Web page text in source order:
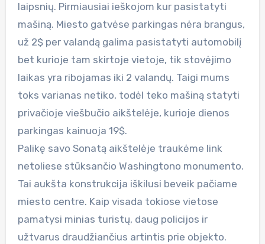
laipsnių. Pirmiausiai ieškojom kur pasistatyti
mašiną. Miesto gatvėse parkingas nėra brangus,
už 2$ per valandą galima pasistatyti automobilį
bet kurioje tam skirtoje vietoje, tik stovėjimo
laikas yra ribojamas iki 2 valandų. Taigi mums
toks varianas netiko, todėl teko mašiną statyti
privačioje viešbučio aikštelėje, kurioje dienos
parkingas kainuoja 19$.
Palikę savo Sonatą aikštelėje traukėme link
netoliese stūksančio Washingtono monumento.
Tai aukšta konstrukcija iškilusi beveik pačiame
miesto centre. Kaip visada tokiose vietose
pamatysi minias turistų, daug policijos ir
užtvarus draudžiančius artintis prie objekto.